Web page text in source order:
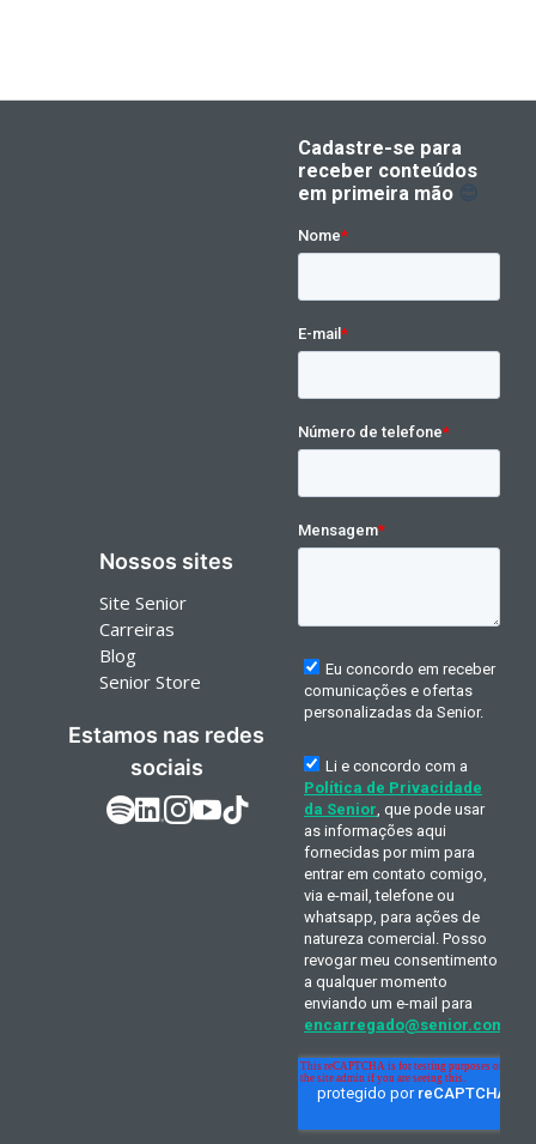
Nossos sites
Site Senior
Carreiras
Blog
Senior Store
Estamos nas redes
sociais